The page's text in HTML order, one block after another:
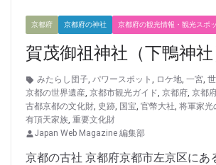
京都府 京都府の神社 京都府の観光情報・観光スポ
賀茂御祖神社（下鴨神社
みたらし団子, パワースポット , ロケ地, 一宮,
京都の世界遺産, 京都市観光ガイド, 京都府, 京都
古都京都の文化財, 史跡, 国宝, 官幣大社, 将軍家光
有頂天家族, 重要文化財
Japan Web Magazine 編集部
京都の古社 京都府京都市左京区にあ